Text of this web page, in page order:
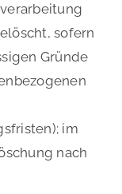
sofern
Gründe
im
nach